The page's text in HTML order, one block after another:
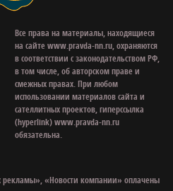
Все права на материалы, находящиеся
на сайте www.pravda-nn.ru, охраняются
в соответствии с законодательством РФ,
в том числе, об авторском праве и
смежных правах. При любом
использовании материалов сайта и
сателлитных проектов, гиперссылка
(hyperlink) www.pravda-nn.ru
обязательна.
«Новости компании» оплачены